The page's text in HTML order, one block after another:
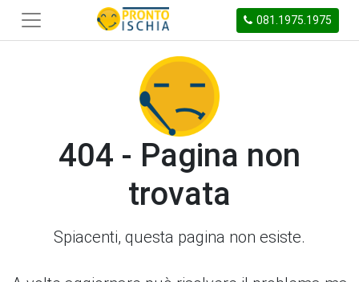
081.1975.1975
404 - Pagina non
trovata
Spiacenti, questa pagina non esiste.